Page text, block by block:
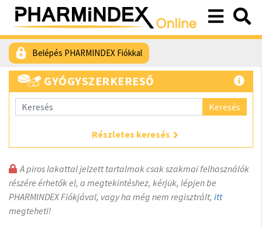
Belépés PHARMINDEX Fiókkal
GYÓGYSZERKERESŐ
Keresés
Részletes keresés
A piros lakattal jelzett tartalmak csak szakmai felhasználók
részére érhetők el, a megtekintéshez, kérjük, lépjen be
PHARMINDEX Fiókjával, vagy ha még nem regisztrált, itt
megteheti!